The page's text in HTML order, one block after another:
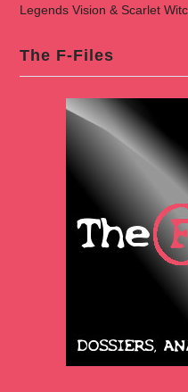
Legends Vision & Scarlet
The F-Files